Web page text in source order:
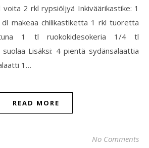
2 rkl rypsiöljyä Inkiväärikastike: 1
makeaa chilikastiketta 1 rkl tuoretta
1 tl ruokokidesokeria 1/4 tl
Lisäksi: 4 pientä sydänsalaattia
1…
READ MORE
No Comments